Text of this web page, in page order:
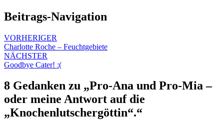
Beitrags-Navigation
VORHERIGER
Charlotte Roche – Feuchtgebiete
NÄCHSTER
Goodbye Cater! :(
8 Gedanken zu „Pro-Ana und Pro-Mia –
oder meine Antwort auf die
„Knochenlutschergöttin“.“